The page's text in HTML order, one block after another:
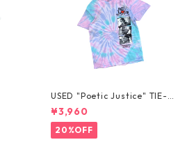
USED "Poetic Justice" TIE-D
YE TEE
¥3,960
20%OFF